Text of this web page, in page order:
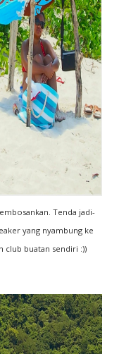
Tenda jadi-
yang nyambung ke
club buatan sendiri :))